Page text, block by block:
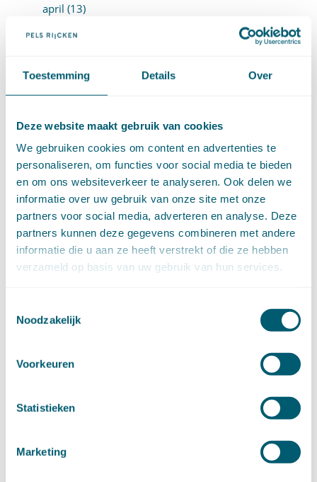
Toestemming Details Over
Deze website maakt gebruik van cookies
We gebruiken cookies om content en advertenties te
personaliseren, om functies voor social media te bieden
en om ons websiteverkeer te analyseren. Ook delen we
informatie over uw gebruik van onze site met onze
partners voor social media, adverteren en analyse. Deze
partners kunnen deze gegevens combineren met andere
informatie die u aan ze heeft verstrekt of die ze hebben
verzameld op basis van uw gebruik van hun services.
Noodzakelijk
Voorkeuren
Statistieken
Marketing
april (13)
februari (19)
►
2021 (123)
december (15)
oktober (13)
augustus (7)
juli (4)
juni (14)
mei (6)
april (11)
maart (14)
februari (11)
januari (15)
november (14)
oktober (14)
augustus (2)
mei (12)
maart (15)